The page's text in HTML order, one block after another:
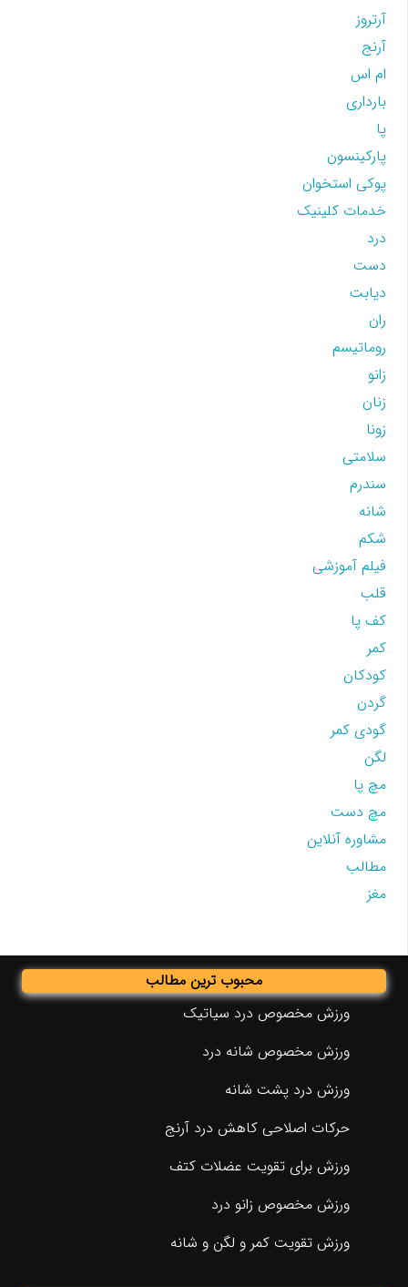
آرتروز
آرنج
ام اس
بارداری
پا
پارکینسون
پوکی استخوان
خدمات کلینیک
درد
دست
دیابت
ران
روماتیسم
زانو
زنان
زونا
سلامتی
سندرم
شانه
شکم
فیلم آموزشی
قلب
کف پا
کمر
کودکان
گردن
گودی کمر
لگن
مچ پا
مچ دست
مشاوره آنلاین
مطالب
مغز
محبوب ترین مطالب
ورزش مخصوص درد سیاتیک
ورزش مخصوص شانه درد
ورزش درد پشت شانه
حرکات اصلاحی کاهش درد آرنج
ورزش برای تقویت عضلات کتف
ورزش مخصوص زانو درد
ورزش تقویت کمر و لگن و شانه